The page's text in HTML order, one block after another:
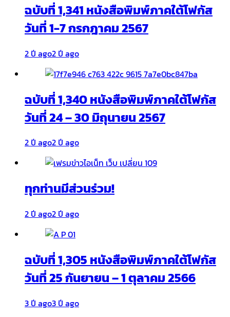
ฉบับที่ 1,341 หนังสือพิมพ์ภาคใต้โฟกัส
วันที่ 1-7 กรกฎาคม 2567
2 ปี ago2 ปี ago
ฉบับที่ 1,340 หนังสือพิมพ์ภาคใต้โฟกัส
วันที่ 24 – 30 มิถุนายน 2567
2 ปี ago2 ปี ago
ทุกท่านมีส่วนร่วม!
2 ปี ago2 ปี ago
ฉบับที่ 1,305 หนังสือพิมพ์ภาคใต้โฟกัส
วันที่ 25 กันยายน – 1 ตุลาคม 2566
3 ปี ago3 ปี ago